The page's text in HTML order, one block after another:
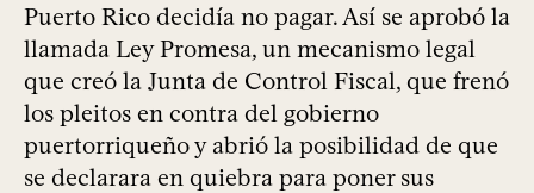
Puerto Rico decidía no pagar. Así se aprobó la
llamada Ley Promesa, un mecanismo legal
que creó la Junta de Control Fiscal, que frenó
los pleitos en contra del gobierno
puertorriqueño y abrió la posibilidad de que
se declarara en quiebra para poner sus